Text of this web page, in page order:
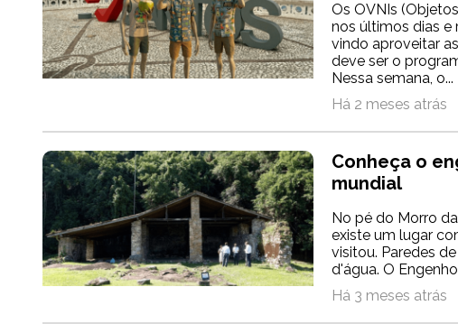
Os OVNIs
nos últimos dias e
vindo aproveitar
deve ser o
Nessa semana, o...
Há 2 meses atrás
Conheça o
mundial
No pé do Morro
existe um lugar
visitou. Paredes
d'água. O
Há 3 meses atrás